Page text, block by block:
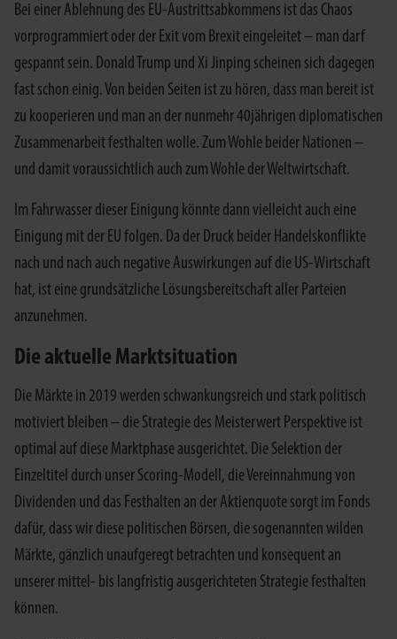
Bei einer Ablehnung des EU-Austrittsabkommens ist das Chaos
vorprogrammiert oder der Exit vom Brexit eingeleitet – man darf
gespannt sein. Donald Trump und Xi Jinping scheinen sich dagegen
fast schon einig. Von beiden Seiten ist zu hören, dass man bereit ist
zu kooperieren und man an der nunmehr 40jährigen diplomatischen
Zusammenarbeit festhalten wolle. Zum Wohle beider Nationen –
und damit voraussichtlich auch zum Wohle der Weltwirtschaft.
Im Fahrwasser dieser Einigung könnte dann vielleicht auch eine
Einigung mit der EU folgen. Da der Druck beider Handelskonflikte
nach und nach auch negative Auswirkungen auf die US-Wirtschaft
hat, ist eine grundsätzliche Lösungsbereitschaft aller Parteien
anzunehmen.
Die aktuelle Marktsituation
Die Märkte in 2019 werden schwankungsreich und stark politisch
motiviert bleiben – die Strategie des Meisterwert Perspektive ist
optimal auf diese Marktphase ausgerichtet. Die Selektion der
Einzeltitel durch unser Scoring-Modell, die Vereinnahmung von
Dividenden und das Festhalten an der Aktienquote sorgt im Fonds
dafür, dass wir diese politischen Börsen, die sogenannten wilden
Märkte, gänzlich unaufgeregt betrachten und konsequent an
unserer mittel- bis langfristig ausgerichteten Strategie festhalten
können.